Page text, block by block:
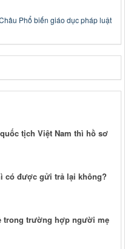
Phổ biến giáo dục pháp luật
tịch Việt Nam thì hồ sơ
có được gửi trả lại không?
trong trường hợp người mẹ